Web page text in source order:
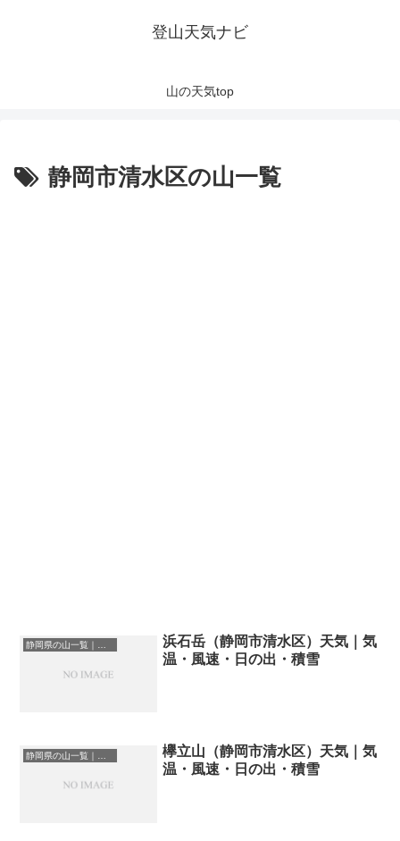
登山天気ナビ
山の天気top
静岡市清水区の山一覧
浜石岳（静岡市清水区）天気｜気
温・風速・日の出・積雪
欅立山（静岡市清水区）天気｜気
温・風速・日の出・積雪